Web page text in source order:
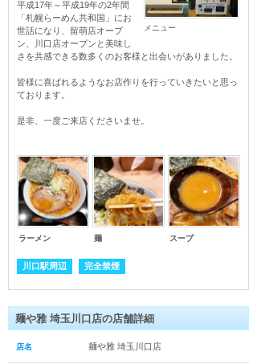
メニュー
平成17年～平成19年の2年間
「札幌らーめん共和国」にお
世話になり、留萌店オープ
ン、川口店オープンと美味し
さを共感できる数多くのお客様と出会いがありました。
皆様に喜ばれるようなお店作りを行っていきたいと思っ
ております。
是非、一度ご来店くださいませ。
ラーメン 麺 スープ
川口駅周辺 完全禁煙
麺や雅 埼玉川口店の店舗詳細
店名 麺や雅 埼玉川口店